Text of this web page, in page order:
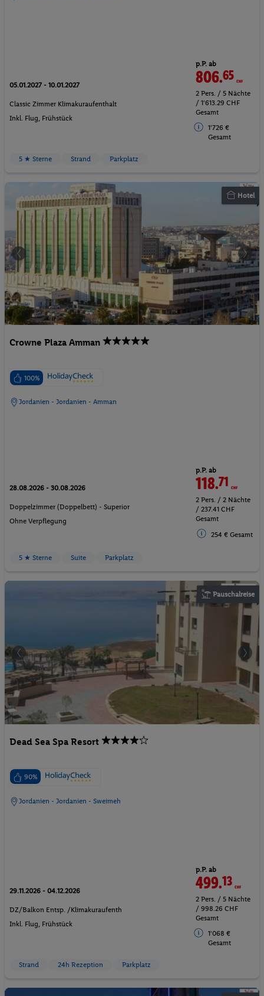
05.01.2027 - 10.01.2027
Classic Zimmer Klimakuraufenthalt
Inkl. Flug, Frühstück
p.P. ab
806.65CHF
2 Pers. / 5 Nächte
/ 1'613.29 CHF
Gesamt
1'726 €
Gesamt
5 ★ Sterne Strand Parkplatz
Hotel
Crowne Plaza Amman
100%
Jordanien - Jordanien - Amman
28.08.2026 - 30.08.2026
Doppelzimmer (Doppelbett) - Superior
Ohne Verpflegung
p.P. ab
118.71 CHF
2 Pers. / 2 Nächte
/ 237.41 CHF
Gesamt
254 € Gesamt
5 ★ Sterne Suite Parkplatz
Pauschalreise
Dead Sea Spa Resort
90%
Jordanien - Jordanien - Sweimeh
29.11.2026 - 04.12.2026
DZ/Balkon Entsp. /Klimakuraufenth
Inkl. Flug, Frühstück
p.P. ab
499.13CHF
2 Pers. / 5 Nächte
/ 998.26 CHF
Gesamt
1'068 €
Gesamt
Strand 24h Rezeption Parkplatz